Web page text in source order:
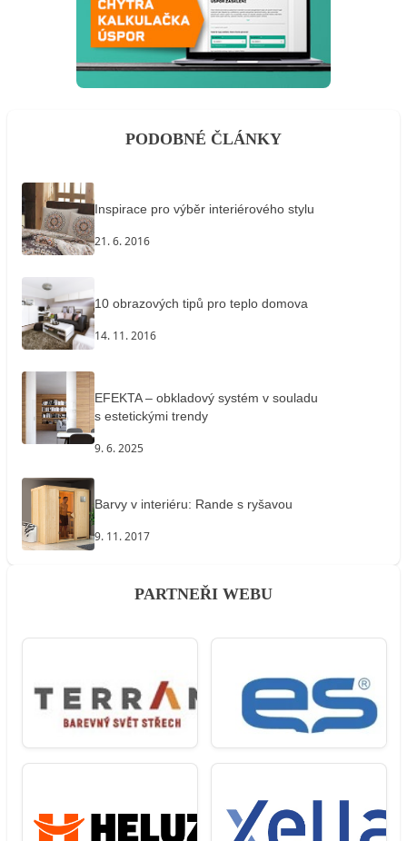
PODOBNÉ ČLÁNKY
Inspirace pro výběr interiérového stylu
21. 6. 2016
10 obrazových tipů pro teplo domova
14. 11. 2016
EFEKTA – obkladový systém v souladu
s estetickými trendy
9. 6. 2025
Barvy v interiéru: Rande s ryšavou
9. 11. 2017
PARTNEŘI WEBU